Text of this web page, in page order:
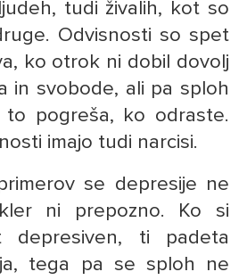
tudi živalih, kot so
Odvisnosti so spet
ko otrok ni dobil dovolj
in svobode, ali pa sploh
pogreša, ko odraste.
imajo tudi narcisi.
se depresije ne
ni prepozno. Ko si
depresiven, ti padeta
tega pa se sploh ne